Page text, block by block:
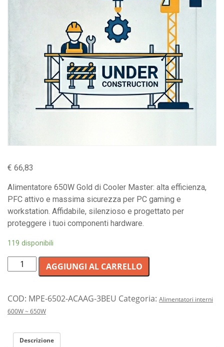
€ 66,83
Alimentatore 650W Gold di Cooler Master: alta efficienza,
PFC attivo e massima sicurezza per PC gaming e
workstation. Affidabile, silenzioso e progettato per
proteggere i tuoi componenti hardware.
119 disponibili
Alimentatore
per
Cooler
Master
650
AGGIUNGI AL CARRELLO
COD: MPE-6502-ACAAG-3BEU Categoria: Alimentatori interni
600W ~ 650W
Descrizione